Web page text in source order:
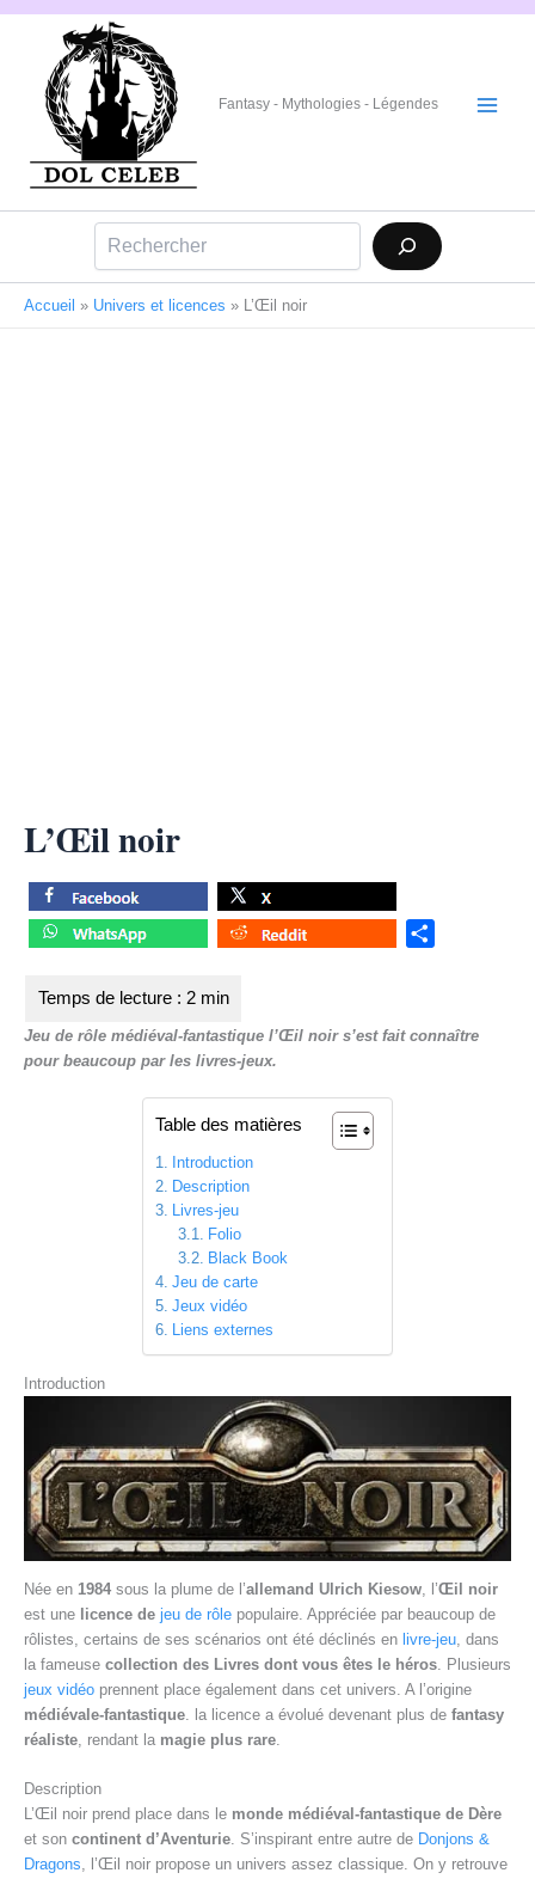
Aller
Fantasy - Mythologies - Légendes
Accueil » Univers et licences » L’Œil noir
L’Œil noir
e
Jeu de rôle médiéval-fantastique l’Œil noir s’est fait connaître
pour beaucoup par les livres-jeux.
Table des matières
Introduction
Description
Livres-jeu
Folio
Black Book
Jeu de carte
Jeux vidéo
Liens externes
Introduction
Née en 1984 sous la plume de l’allemand Ulrich Kiesow , l’Œil noir
est une licence de jeu de rôle populaire. Appréciée par beaucoup de
rôlistes, certains de ses scénarios ont été déclinés en livre-jeu , dans
la fameuse collection des Livres dont vous êtes le héros . Plusieurs
jeux vidéo prennent place également dans cet univers. A l’origine
médiévale-fantastique . la licence a évolué devenant plus de fantasy
réaliste , rendant la magie plus rare
Description
L’Œil noir prend place dans le monde médiéval-fantastique de Dère
et son continent d’Aventurie. S’inspirant entre autre de Donjons &
Dragons, l’Œil noir propose un univers assez classique. On y retrouve